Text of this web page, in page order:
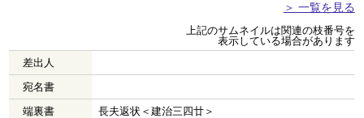
＞ 一覧を見る
上記のサムネイルは関連の枝番号を
表示している場合があります
差出人
宛名書
端裏書
長夫返状＜建治三四廿＞